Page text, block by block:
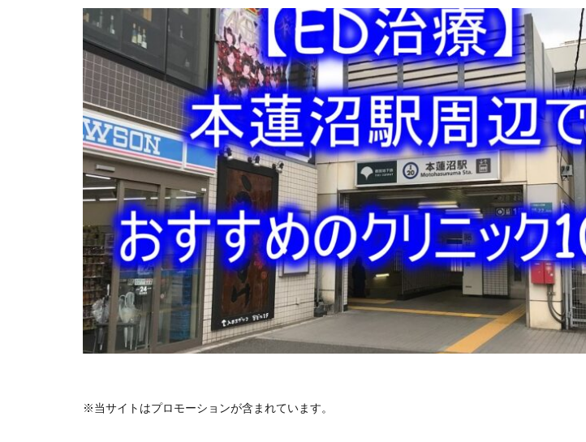
※当サイトはプロモーションが含まれています。